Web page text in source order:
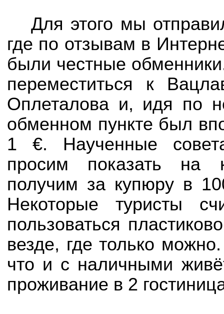
Для этого мы
где по отзывам в
были честные
переместиться к
Оплеталова и, идя по
обменном пункте был
1 €. Наученные
просим показать на
получим за купюру в
Некоторые туристы
пользоваться
везде, где только
что и с наличными
проживание в 2